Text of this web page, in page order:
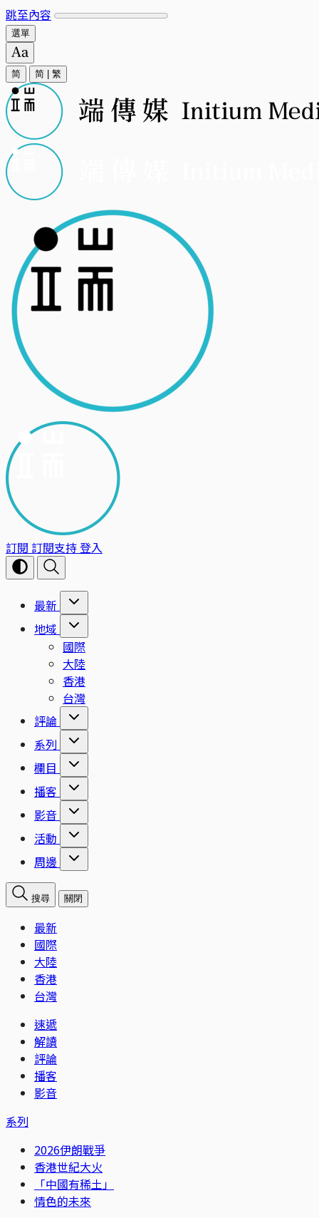
跳至內容
選單
简 简 繁
訂閱 訂閱支持登入
最新
地域
國際
大陸
香港
台灣
評論
系列
欄目
播客
影音
活動
周邊
搜尋 關閉
最新
國際
大陸
香港
台灣
速遞
解讀
評論
播客
影音
系列
2026伊朗戰爭
香港世紀大火
「中國有稀土」
情色的未來